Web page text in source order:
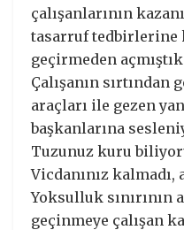
çalışanlarının
tasarruf tedbirlerine
geçirmeden
Çalışanın
araçları ile gezen
başkanlarına
Tuzunuz kuru
Vicdanınız kalmadı,
Yoksulluk sınırının
geçinmeye çalışan